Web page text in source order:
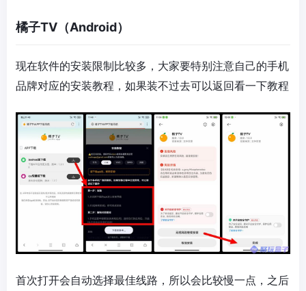
橘子TV（Android）
现在软件的安装限制比较多，大家要特别注意自己的手机
品牌对应的安装教程，如果装不过去可以返回看一下教程
首次打开会自动选择最佳线路，所以会比较慢一点，之后